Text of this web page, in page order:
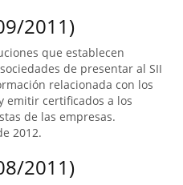
2011)
que establecen
de presentar al SII
relacionada con los
emitir certificados a los
de las empresas.
2012.
2011)